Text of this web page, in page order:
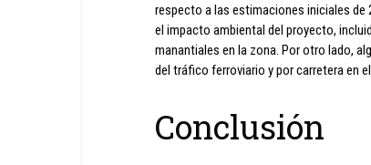
respecto a las estimaciones iniciales de
el impacto ambiental del proyecto,
manantiales en la zona. Por otro lado,
del tráfico ferroviario y por carretera en
Conclusión